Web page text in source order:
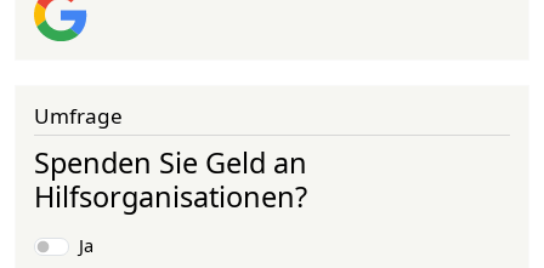
Umfrage
Spenden Sie Geld an
Hilfsorganisationen?
Auswahlmöglichkeiten
Ja